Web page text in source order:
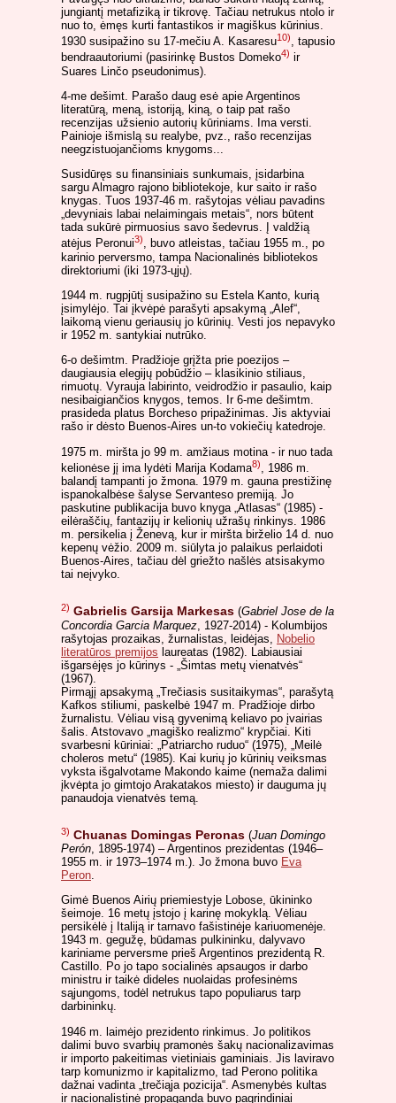
jungiantį metafiziką ir tikrovę. Tačiau netrukus ntolo ir
nuo to, ėmęs kurti fantastikos ir magiškus kūrinius.
1930 susipažino su 17-mečiu A. Kasaresu10), tapusio
bendraautoriumi (pasirinkę Bustos Domeko4) ir
Suares Linčo pseudonimus).
4-me dešimt. Parašo daug esė apie Argentinos
literatūrą, meną, istoriją, kiną, o taip pat rašo
recenzijas užsienio autorių kūriniams. Ima versti.
Painioje išmislą su realybe, pvz., rašo recenzijas
neegzistuojančioms knygoms...
Susidūręs su finansiniais sunkumais, įsidarbina
sargu Almagro rajono bibliotekoje, kur saito ir rašo
knygas. Tuos 1937-46 m. rašytojas vėliau pavadins
„devyniais labai nelaimingais metais“, nors būtent
tada sukūrė pirmuosius savo šedevrus. Į valdžią
atėjus Peronui3), buvo atleistas, tačiau 1955 m., po
karinio perversmo, tampa Nacionalinės bibliotekos
direktoriumi (iki 1973-ųjų).
1944 m. rugpjūtį susipažino su Estela Kanto, kurią
įsimylėjo. Tai įkvėpė parašyti apsakymą „Alef“,
laikomą vienu geriausių jo kūrinių. Vesti jos nepavyko
ir 1952 m. santykiai nutrūko.
6-o dešimtm. Pradžioje grįžta prie poezijos –
daugiausia elegijų pobūdžio – klasikinio stiliaus,
rimuotų. Vyrauja labirinto, veidrodžio ir pasaulio, kaip
nesibaigiančios knygos, temos. Ir 6-me dešimtm.
prasideda platus Borcheso pripažinimas. Jis aktyviai
rašo ir dėsto Buenos-Aires un-to vokiečių katedroje.
1975 m. miršta jo 99 m. amžiaus motina - ir nuo tada
kelionėse jį ima lydėti Marija Kodama8), 1986 m.
balandį tampanti jo žmona. 1979 m. gauna prestižinę
ispanokalbėse šalyse Servanteso premiją. Jo
paskutine publikacija buvo knyga „Atlasas“ (1985) -
eilėraščių, fantazijų ir kelionių užrašų rinkinys. 1986
m. persikelia į Ženevą, kur ir miršta birželio 14 d. nuo
kepenų vėžio. 2009 m. siūlyta jo palaikus perlaidoti
Buenos-Aires, tačiau dėl griežto našlės atsisakymo
tai neįvyko.
2) Gabrielis Garsija Markesas (Gabriel Jose de la
Concordia Garcia Marquez , 1927-2014) - Kolumbijos
rašytojas prozaikas, žurnalistas, leidėjas, Nobelio
literatūros premijos laureatas (1982). Labiausiai
išgarsėjęs jo kūrinys - „Šimtas metų vienatvės“
(1967).
Pirmąjį apsakymą „Trečiasis susitaikymas“, parašytą
Kafkos stiliumi, paskelbė 1947 m. Pradžioje dirbo
žurnalistu. Vėliau visą gyvenimą keliavo po įvairias
šalis. Atstovavo „magiško realizmo“ krypčiai. Kiti
svarbesni kūriniai: „Patriarcho ruduo“ (1975), „Meilė
choleros metu“ (1985). Kai kurių jo kūrinių veiksmas
vyksta išgalvotame Makondo kaime (nemaža dalimi
įkvėpta jo gimtojo Arakatakos miesto) ir dauguma jų
panaudoja vienatvės temą.
3) Chuanas Domingas Peronas (Juan Domingo
Perón , 1895-1974) – Argentinos prezidentas (1946–
1955 m. ir 1973–1974 m.). Jo žmona buvo Eva
Peron
Gimė Buenos Airių priemiestyje Lobose, ūkininko
šeimoje. 16 metų įstojo į karinę mokyklą. Vėliau
persikėlė į Italiją ir tarnavo fašistinėje kariuomenėje.
1943 m. gegužę, būdamas pulkininku, dalyvavo
kariniame perversme prieš Argentinos prezidentą R.
Castillo. Po jo tapo socialinės apsaugos ir darbo
ministru ir taikė dideles nuolaidas profesinėms
sąjungoms, todėl netrukus tapo populiarus tarp
darbininkų.
1946 m. laimėjo prezidento rinkimus. Jo politikos
dalimi buvo svarbių pramonės šakų nacionalizavimas
ir importo pakeitimas vietiniais gaminiais. Jis laviravo
tarp komunizmo ir kapitalizmo, tad Perono politika
dažnai vadinta „trečiąja pozicija“. Asmenybės kultas
ir nacionalistinė propaganda buvo pagrindiniai